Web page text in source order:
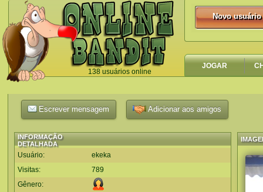
138 usuários online
`
Novo usuário
Novo usuário
JOGAR
Escrever mensagem Adicionar aos amigos
INFORMAÇÃO
DETALHADA
Usuário:
ekeka
Visitas:
789
Gênero: